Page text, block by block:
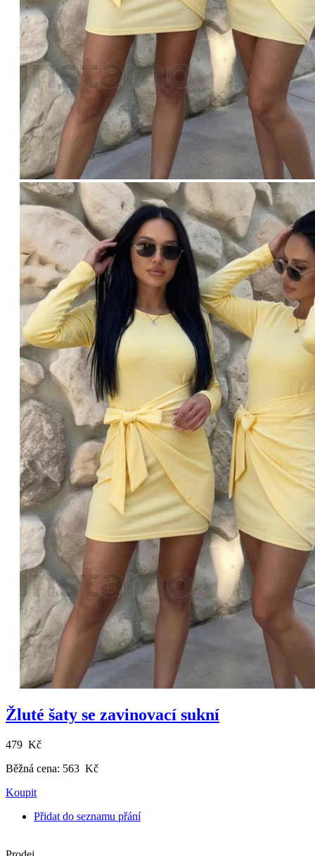
Žluté šaty se zavinovací sukní
479 Kč
Běžná cena: 563 Kč
Koupit
Přidat do seznamu přání